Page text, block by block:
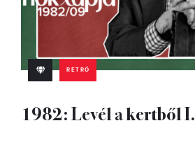
RETRÓ
1982: Levél a kertből I.